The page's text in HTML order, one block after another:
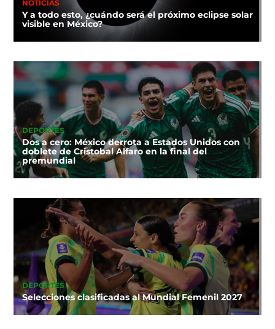
NOTICIAS
Y a todo esto, ¿cuándo será el próximo eclipse solar
visible en México?
DEPORTES
Dos a cero: México derrota a Estados Unidos con
doblete de Cristobal Alfaro en la final del
premundial
DEPORTES
Selecciones clasificadas al Mundial Femenil 2027